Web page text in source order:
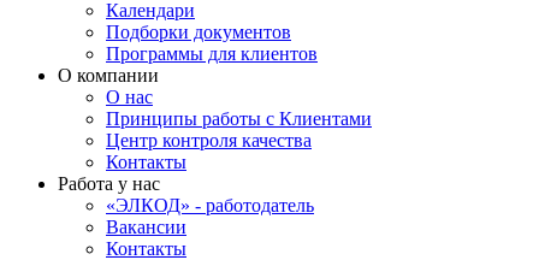
Календари
Подборки документов
Программы для клиентов
О компании
О нас
Принципы работы с Клиентами
Центр контроля качества
Контакты
Работа у нас
«ЭЛКОД» - работодатель
Вакансии
Контакты